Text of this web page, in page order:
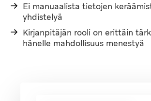
Ei manuaalista tietojen
yhdistelyä
Kirjanpitäjän rooli on erittäin
hänelle mahdollisuus menestyä